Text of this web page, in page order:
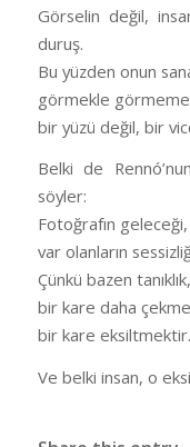
Görselin değil,
duruş.
Bu yüzden onun
görmekle görmemek
bir yüzü değil, bir
Belki de
söyler:
Fotoğrafın
var olanların
Çünkü bazen tanıklık,
bir kare daha
bir kare eksiltmektir.
Ve belki insan, o